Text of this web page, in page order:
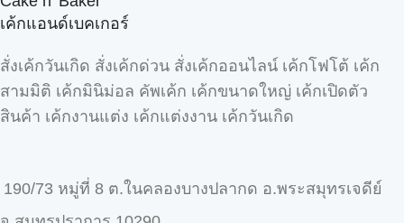
เค้กแอนด์เบคเกอร์
สั่งเค้กวันเกิด สั่งเค้กด่วน สั่งเค้กออนไลน์ เค้กโฟโต้ เค้ก
สามมิติ เค้กมินิม่อล คัพเค้ก เค้กขนาดใหญ่ เค้กเปิดตัว
สินค้า เค้กงานแต่ง เค้กแต่งงาน เค้กวันเกิด
190/73 หมู่ที่ 8 ต.ในคลองบางปลากด อ.พระสมุทรเจดีย์